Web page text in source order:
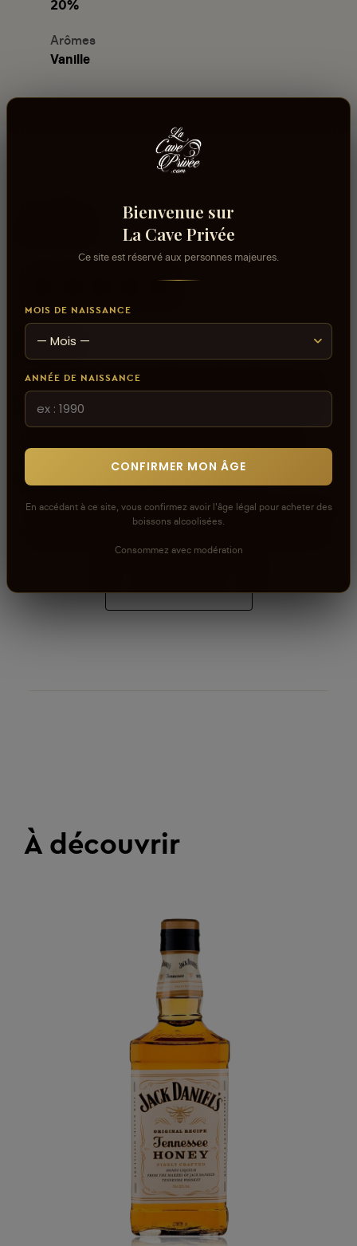
20%
Arômes
Vanille
sur 5
Connectez-vous pour donner votre opinion sur ce
produit ou tout autre produit dans lacaveprive.com
notre politique de modération.
Connectez-vous pour donner votre opinion sur ce
À découvrir
Bienvenue sur
La Cave Privée
Ce site est réservé aux personnes majeures.
MOIS DE NAISSANCE
ANNÉE DE NAISSANCE
CONFIRMER MON ÂGE
En accédant à ce site, vous confirmez avoir l'âge légal pour acheter des
boissons alcoolisées.
Consommez avec modération